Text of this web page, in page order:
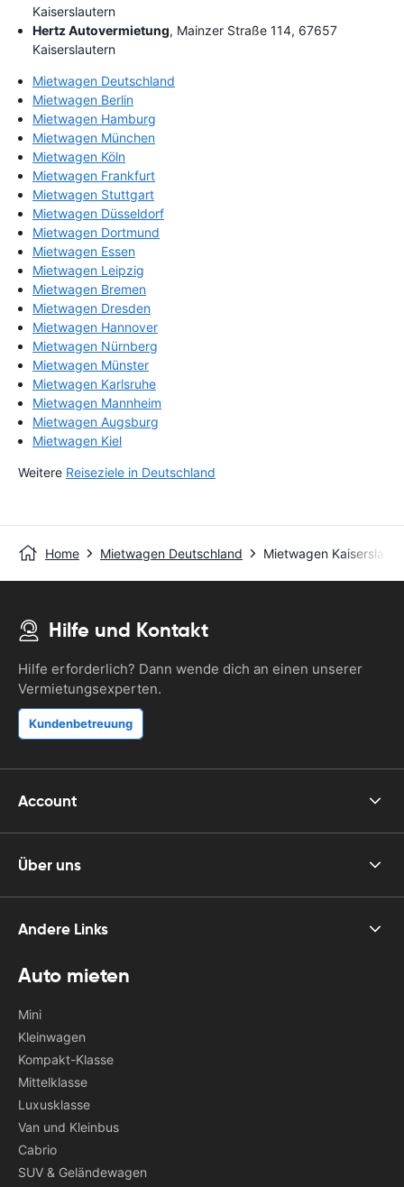
Kaiserslautern
Hertz Autovermietung, Mainzer Straße 114, 67657
Kaiserslautern
Mietwagen Deutschland
Mietwagen Berlin
Mietwagen Hamburg
Mietwagen München
Mietwagen Köln
Mietwagen Frankfurt
Mietwagen Stuttgart
Mietwagen Düsseldorf
Mietwagen Dortmund
Mietwagen Essen
Mietwagen Leipzig
Mietwagen Bremen
Mietwagen Dresden
Mietwagen Hannover
Mietwagen Nürnberg
Mietwagen Münster
Mietwagen Karlsruhe
Mietwagen Mannheim
Mietwagen Augsburg
Mietwagen Kiel
Weitere Reiseziele in Deutschland
Home Mietwagen Deutschland Mietwagen
Hilfe und Kontakt
Hilfe erforderlich? Dann wende dich an einen unserer
Vermietungsexperten.
Kundenbetreuung
Account
Über uns
Andere Links
Auto mieten
Mini
Kleinwagen
Kompakt-Klasse
Mittelklasse
Luxusklasse
Van und Kleinbus
Cabrio
SUV & Geländewagen